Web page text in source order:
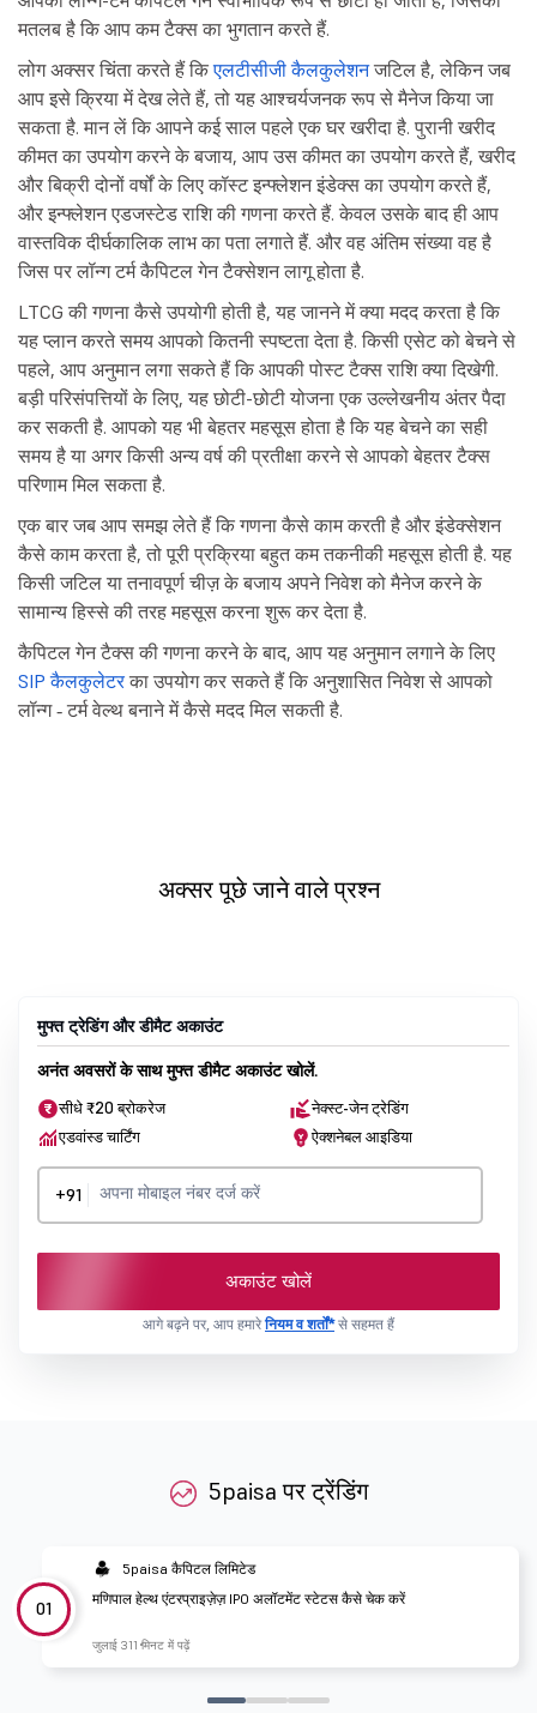
मतलब है कि आप कम टैक्स का भुगतान करते हैं.
लोग अक्सर चिंता करते हैं किएलटीसीजी कैलकुलेशनजटिल है, लेकिन जब
आप इसे क्रिया में देख लेते हैं, तो यह आश्चर्यजनक रूप से मैनेज किया जा
सकता है. मान लें कि आपने कई साल पहले एक घर खरीदा है. पुरानी खरीद
कीमत का उपयोग करने के बजाय, आप उस कीमत का उपयोग करते हैं, खरीद
और बिक्री दोनों वर्षों के लिए कॉस्ट इन्फ्लेशन इंडेक्स का उपयोग करते हैं,
और इन्फ्लेशन एडजस्टेड राशि की गणना करते हैं. केवल उसके बाद ही आप
वास्तविक दीर्घकालिक लाभ का पता लगाते हैं. और वह अंतिम संख्या वह है
जिस पर लॉन्ग टर्म कैपिटल गेन टैक्सेशन लागू होता है.
LTCG की गणना कैसे उपयोगी होती है, यह जानने में क्या मदद करता है कि
यह प्लान करते समय आपको कितनी स्पष्टता देता है. किसी एसेट को बेचने से
पहले, आप अनुमान लगा सकते हैं कि आपकी पोस्ट टैक्स राशि क्या दिखेगी.
बड़ी परिसंपत्तियों के लिए, यह छोटी-छोटी योजना एक उल्लेखनीय अंतर पैदा
कर सकती है. आपको यह भी बेहतर महसूस होता है कि यह बेचने का सही
समय है या अगर किसी अन्य वर्ष की प्रतीक्षा करने से आपको बेहतर टैक्स
परिणाम मिल सकता है.
एक बार जब आप समझ लेते हैं कि गणना कैसे काम करती है और इंडेक्सेशन
कैसे काम करता है, तो पूरी प्रक्रिया बहुत कम तकनीकी महसूस होती है. यह
किसी जटिल या तनावपूर्ण चीज़ के बजाय अपने निवेश को मैनेज करने के
सामान्य हिस्से की तरह महसूस करना शुरू कर देता है.
कैपिटल गेन टैक्स की गणना करने के बाद, आप यह अनुमान लगाने के लिए
SIP कैलकुलेटरका उपयोग कर सकते हैं कि अनुशासित निवेश से आपको
लॉन्ग ‐ टर्म वेल्थ बनाने में कैसे मदद मिल सकती है.
अक्सर पूछे जाने वाले प्रश्न
मुफ्त ट्रेडिंग और डीमैट अकाउंट
अनंत अवसरों के साथ मुफ्त डीमैट अकाउंट खोलें.
सीधे ₹20 ब्रोकरेज
नेक्स्ट-जेन ट्रेडिंग
एडवांस्ड चार्टिंग
ऐक्शनेबल आइडिया
+91
अकाउंट खोलें
आगे बढ़ने पर, आप हमारेनियम व शर्तों*से सहमत हैं
5paisa पर ट्रेंडिंग
01
5paisa कैपिटल लिमिटेड
मणिपाल हेल्थ एंटरप्राइज़ेज़ IPO अलॉटमेंट स्टेटस कैसे चेक करें
जुलाई 311 मिनट में पढ़ें